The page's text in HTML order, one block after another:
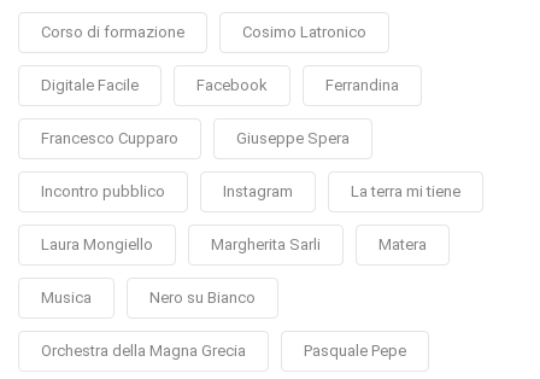
Corso di formazione Cosimo Latronico
Digitale Facile Facebook Ferrandina
Francesco Cupparo Giuseppe Spera
Incontro pubblico Instagram La terra mi tiene
Laura Mongiello Margherita Sarli Matera
Musica Nero su Bianco
Orchestra della Magna Grecia Pasquale Pepe